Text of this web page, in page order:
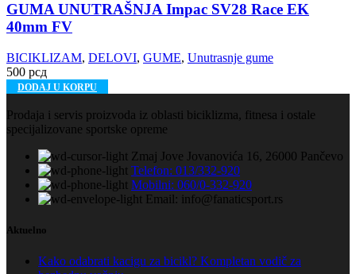
GUMA UNUTRAŠNJA Impac SV28 Race EK
40mm FV
BICIKLIZAM, DELOVI, GUME, Unutrasnje gume
500 рсд
DODAJ U KORPU
Prodaja i servis proizvoda iz oblasti biciklizma, fitnesa i ostale
specijalizovane sportske opreme
Zmaj Jove Jovanovića 16, 26000 Pančevo
Telefon: 013/332-920
Mobilni: 060/0-332-920
Email: info@fanaticsport.rs
Aktuelno
Kako odabrati kacigu za bicikl? Kompletan vodič za